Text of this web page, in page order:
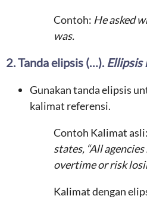
Contoh: He asked
was.
2. Tanda elipsis (…). Ellipsis
Gunakan tanda elipsis
kalimat referensi.
Contoh Kalimat asli:
states, “All
overtime or risk
Kalimat dengan